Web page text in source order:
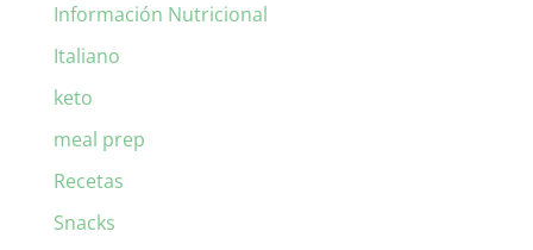
Información Nutricional
Italiano
keto
meal prep
Recetas
Snacks